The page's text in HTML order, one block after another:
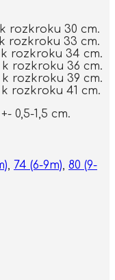
rozkroku 30 cm.
rozkroku 33 cm.
rozkroku 34 cm.
rozkroku 36 cm.
rozkroku 39 cm.
rozkroku 41 cm.
0,5-1,5 cm.
, 74 (6-9m), 80 (9-